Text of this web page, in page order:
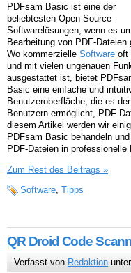
PDFsam Basic ist eine der
beliebtesten Open-Source-
Softwarelösungen, wenn es
Bearbeitung von PDF-Dateien
Wo kommerzielle Software oft
und mit vielen ungenauen
ausgestattet ist, bietet
Basic eine einfache und
Benutzeroberfläche, die es
Benutzern ermöglicht, PDF-
diesem Artikel werden wir
PDFsam Basic behandeln
PDF-Dateien in professionelle
Zum Rest des Beitrags »
Software, Tipps
QR Droid Code
Verfasst von Redaktion